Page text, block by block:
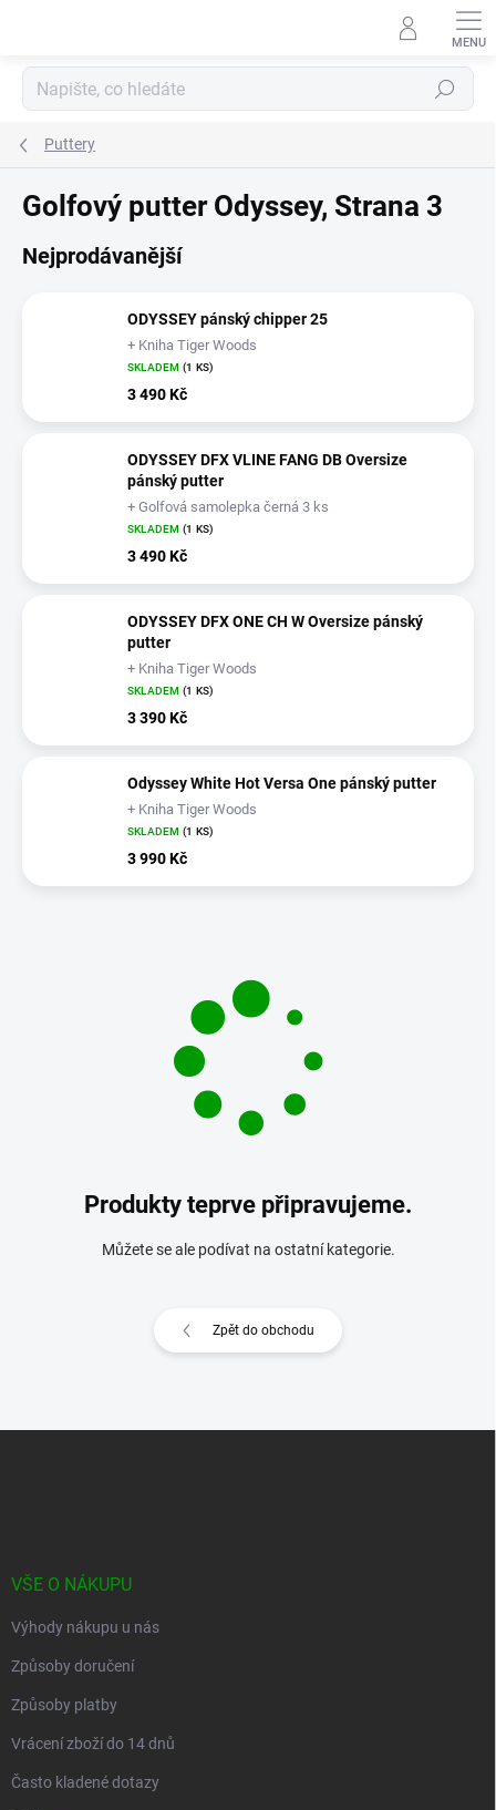
Hledat
Puttery
Golfový putter Odyssey, Strana 3
Nejprodávanější
ODYSSEY pánský chipper 25
+ Kniha Tiger Woods
SKLADEM (1 KS)
3 490 Kč
ODYSSEY DFX VLINE FANG DB Oversize
pánský putter
+ Golfová samolepka černá 3 ks
SKLADEM (1 KS)
3 490 Kč
ODYSSEY DFX ONE CH W Oversize pánský
putter
+ Kniha Tiger Woods
SKLADEM (1 KS)
3 390 Kč
Odyssey White Hot Versa One pánský putter
+ Kniha Tiger Woods
SKLADEM (1 KS)
3 990 Kč
Produkty teprve připravujeme.
Můžete se ale podívat na ostatní kategorie.
Zpět do obchodu
VŠE O NÁKUPU
Výhody nákupu u nás
Způsoby doručení
Způsoby platby
Vrácení zboží do 14 dnů
Často kladené dotazy